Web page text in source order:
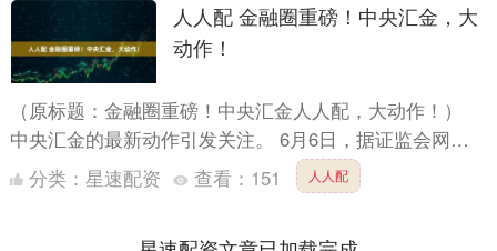
人人配 金融圈重磅！中央汇金，大
动作！
（原标题：金融圈重磅！中央汇金人人配，大动作！）
中央汇金的最新动作引发关注。 6月6日，据证监会网
站，长城国瑞证券有限公司、东兴证券股份有限公司、信
达证券股份....
分类： 星速配资 查看： 151 人人配